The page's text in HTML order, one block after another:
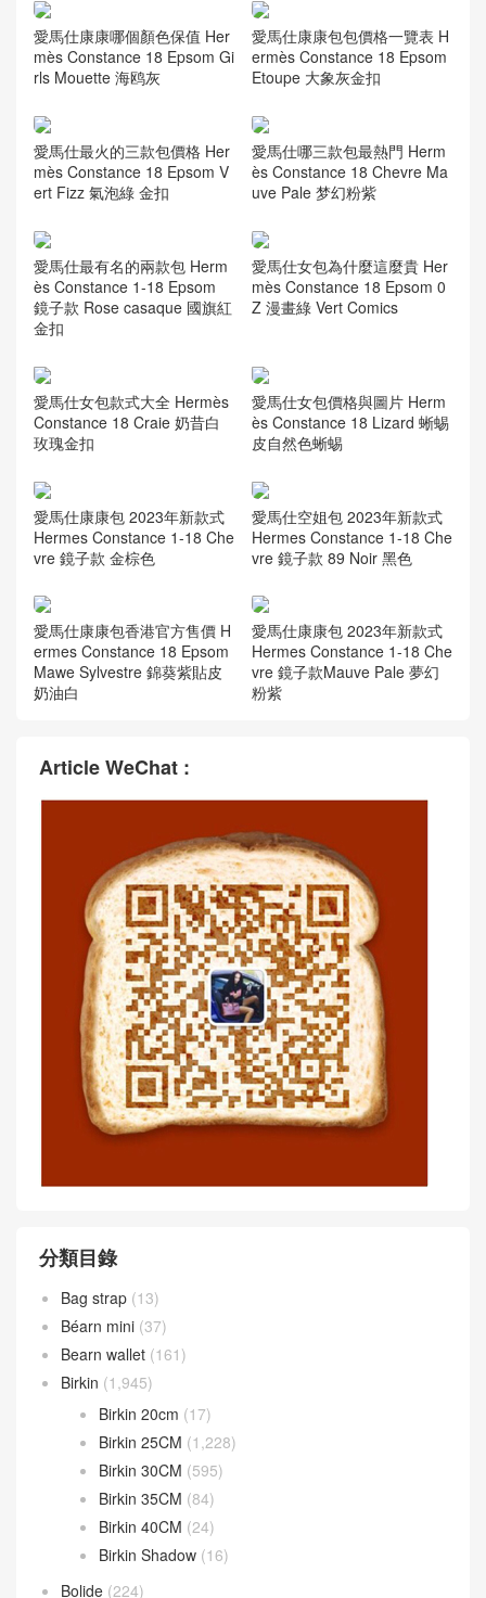
愛馬仕康康哪個顏色保值 Her
mès Constance 18 Epsom Gi
rls Mouette 海鸥灰
愛馬仕康康包包價格一覽表 H
ermès Constance 18 Epsom
Etoupe 大象灰金扣
愛馬仕最火的三款包價格 Her
mès Constance 18 Epsom V
ert Fizz 氣泡綠 金扣
愛馬仕哪三款包最熱門 Herm
ès Constance 18 Chevre Ma
uve Pale 梦幻粉紫
愛馬仕最有名的兩款包 Herm
ès Constance 1-18 Epsom
鏡子款 Rose casaque 國旗紅
金扣
愛馬仕女包為什麼這麼貴 Her
mès Constance 18 Epsom 0
Z 漫畫綠 Vert Comics
愛馬仕女包款式大全 Hermès
Constance 18 Craie 奶昔白
玫瑰金扣
愛馬仕女包價格與圖片 Herm
ès Constance 18 Lizard 蜥蜴
皮自然色蜥蜴
愛馬仕康康包 2023年新款式
Hermes Constance 1-18 Che
vre 鏡子款 金棕色
愛馬仕空姐包 2023年新款式
Hermes Constance 1-18 Che
vre 鏡子款 89 Noir 黑色
愛馬仕康康包香港官方售價 H
ermes Constance 18 Epsom
Mawe Sylvestre 錦葵紫貼皮
奶油白
愛馬仕康康包 2023年新款式
Hermes Constance 1-18 Che
vre 鏡子款Mauve Pale 夢幻
粉紫
Article WeChat :
分類目錄
Bag strap (13)
Béarn mini (37)
Bearn wallet (161)
Birkin (1,945)
Birkin 20cm (17)
Birkin 25CM (1,228)
Birkin 30CM (595)
Birkin 35CM (84)
Birkin 40CM (24)
Birkin Shadow (16)
Bolide (224)